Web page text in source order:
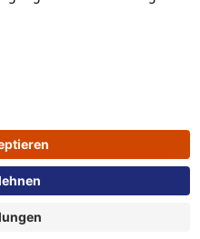
(von 10 €) auf dem Prepaid